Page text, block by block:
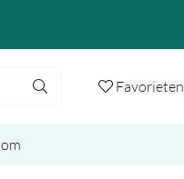
Favorieten